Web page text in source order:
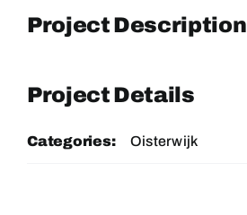
Project Description
Project Details
Categories: Oisterwijk